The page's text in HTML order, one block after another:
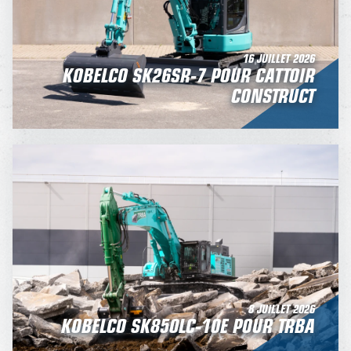
16 JUILLET 2026
KOBELCO SK26SR-7 POUR CATTOIR
CONSTRUCT
8 JUILLET 2026
KOBELCO SK850LC-10E POUR TRBA